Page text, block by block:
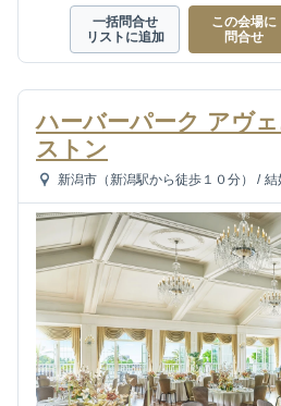
一括問合せ
リストに追加
この会場に
問合せ
ハーバーパーク アヴ
ストン
新潟市（新潟駅から徒歩１０分） / 結